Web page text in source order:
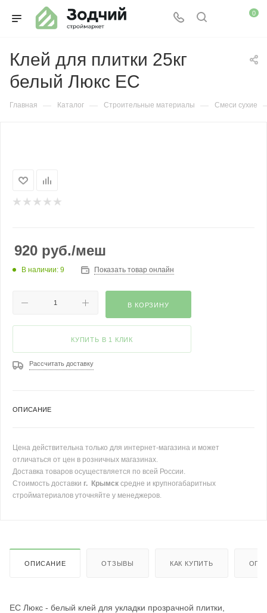
0
Клей для плитки 25кг
белый Люкс ЕС
Главная — Каталог — Строительные материалы — Смеси сухие
920 руб./меш
В наличии: 9 Показать товар онлайн
В КОРЗИНУ
КУПИТЬ В 1 КЛИК
Рассчитать доставку
ОПИСАНИЕ
Цена действительна только для интернет-магазина и может
отличаться от цен в розничных магазинах.
Доставка товаров осуществляется по всей России.
Стоимость доставки г. Крымск средне и крупногабаритных
стройматериалов уточняйте у менеджеров.
ОПИСАНИЕ ОТЗЫВЫ КАК КУПИТЬ
EC Люкс - белый клей для укладки прозрачной плитки,